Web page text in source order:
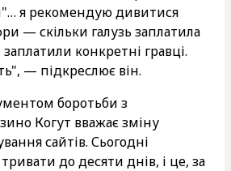
я рекомендую дивитися
— скільки галузь заплатила
заплатили конкретні гравці.
— підкреслює він.
боротьби з
Когут вважає зміну
сайтів. Сьогодні
до десяти днів, і це, за